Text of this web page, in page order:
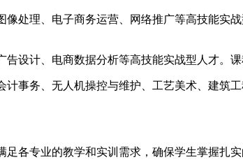
处理、电子商务运营、网络推广等高技能实
设计、电商数据分析等高技能实战型人才。
事务、无人机操控与维护、工艺美术、建筑
各专业的教学和实训需求，确保学生掌握扎实